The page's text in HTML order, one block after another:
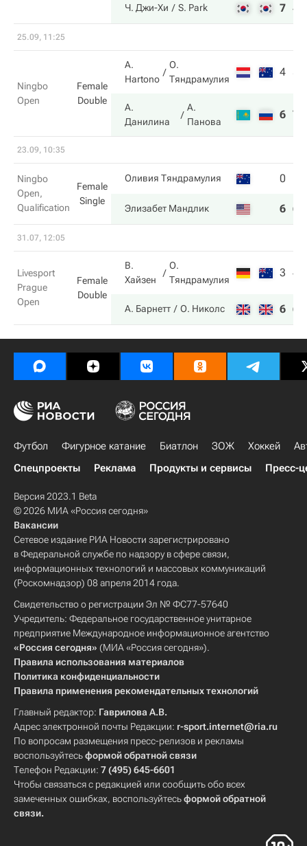
Ч. Джи-Хи S. Park 7 4
25.09, 11:25
Ningbo
Open
Female
Double
A.
Hartono
О.
Тяндрамулия
4 5
А.
Данилина
А.
Панова
6 7
23.09, 10:35
Ningbo
Open,
Qualification
Female
Single
Оливия Тяндрамулия 0
Элизабет Мандлик 6 6
31.07, 12:05
Livesport
Prague
Open
Female
Double
В.
Хайзен
О.
Тяндрамулия
3 4
А. Барнетт О. Николс 6 6
Футбол Фигурное катание Биатлон ЗОЖ Хоккей
Спецпроекты
Реклама Продукты и сервисы Пресс-
Версия 2023.1 Beta
© 2026 МИА «Россия сегодня»
Вакансии
Сетевое издание РИА Новости зарегистрировано
в Федеральной службе по надзору в сфере связи,
информационных технологий и массовых коммуникаций
(Роскомнадзор) 08 апреля 2014 года.
Свидетельство о регистрации Эл № ФС77-57640
Учредитель: Федеральное государственное унитарное
предприятие Международное информационное агентство
«Россия сегодня» (МИА «Россия сегодня»).
Правила использования материалов
Политика конфиденциальности
Правила применения рекомендательных технологий
Главный редактор: Гаврилова А.В.
Адрес электронной почты Редакции: r-sport.internet@ria.ru
По вопросам размещения пресс-релизов и рекламы
воспользуйтесьформой обратной связи
Телефон Редакции: 7 (495) 645-6601
Чтобы связаться с редакцией или сообщить обо всех
замеченных ошибках, воспользуйтесьформой обратной
связи.